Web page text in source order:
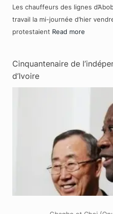
Les chauffeurs des lignes
travail la mi-journée d’hier
protestaient Read more
Cinquantenaire de
d’Ivoire